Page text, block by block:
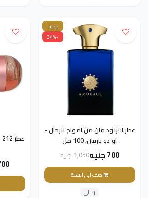
جديد
-34%
عطر انترلود مان من امواج للرجال -
او دو بارفان، 100 مل
700 جنيه 1,050 جنيه
اضف الى السلة
رجالى
700